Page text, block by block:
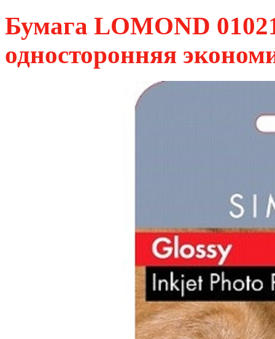
Бумага LOMOND
односторонняя